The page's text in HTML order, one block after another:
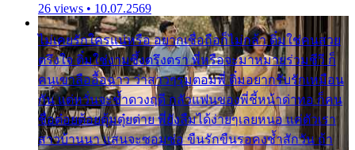
26 views • 10.07.2569
ไม่เคยรักใครแน่หรือ อยากเชื่อถือก็ไม่กล้า ติ๋มใช่คนสวย
ตรึงใจ ติ๋มใช่งามซึ้งตรึงตรา พี่หรือจะมาหมายร่วมชีวี ก็
คนเขาลืออื้อฉาว ว่าสาวๆรุมตอมพี่ ติ๋มอยากรับรักเหมือน
กัน แต่หวั่นจะช้ำดวงฤดี กลัวแฟนของพี่ชี้หน้าด่าทอ ก็คน
ชื่อต๋อยต้อยตุ้มตุ๋ยต่าย พี่ยังลืมได้ง่ายๆเลยหนอ แค่ตัวเรา
สาวบ้านนา แสนจะซอมซ่อ ขืนรักขืนรอคงช้ำสักวัน ถ้า